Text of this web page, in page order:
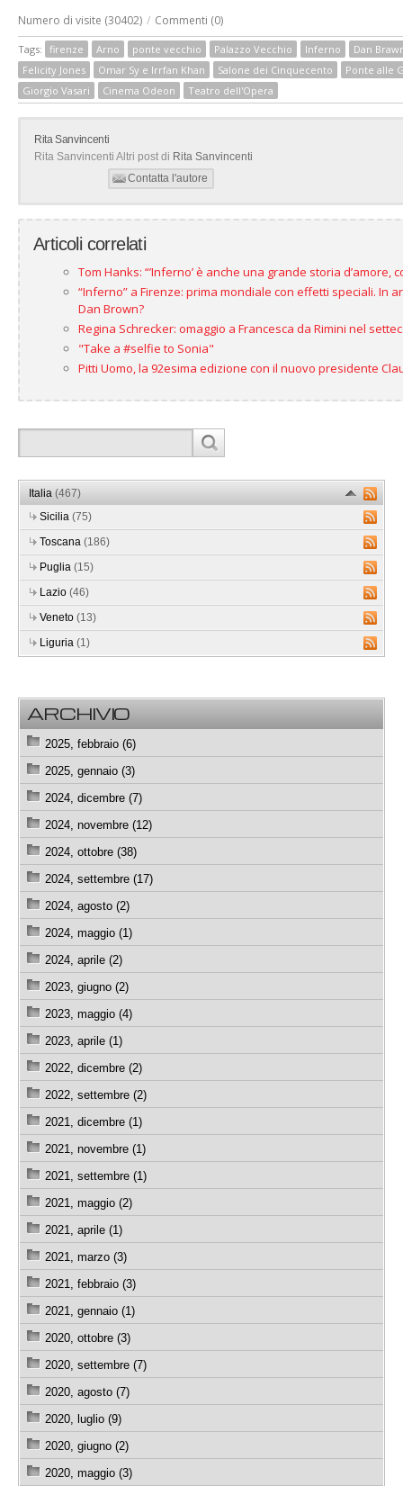
Numero di visite (30402) / Commenti (0)
Tags: firenze Arno ponte vecchio Palazzo Vecchio Inferno
Dan
Felicity Jones
Omar Sy e Irrfan Khan Salone dei Cinquecento
Ponte alle
Giorgio Vasari
Cinema Odeon Teatro dell'Opera
Rita Sanvincenti
Rita Sanvincenti Altri post di Rita Sanvincenti
Contatta l'autore
Articoli correlati
Tom Hanks: “’Inferno’ è anche una grande storia d’amore,
“Inferno” a Firenze: prima mondiale con effetti speciali. In
Dan Brown?
Regina Schrecker: omaggio a Francesca da Rimini nel
"Take a #selfie to Sonia"
Pitti Uomo, la 92esima edizione con il nuovo presidente
Italia (467)
Sicilia (75)
Toscana (186)
Puglia (15)
Lazio (46)
Veneto (13)
Liguria (1)
ARCHIVIO
2025, febbraio (6)
2025, gennaio (3)
2024, dicembre (7)
2024, novembre (12)
2024, ottobre (38)
2024, settembre (17)
2024, agosto (2)
2024, maggio (1)
2024, aprile (2)
2023, giugno (2)
2023, maggio (4)
2023, aprile (1)
2022, dicembre (2)
2022, settembre (2)
2021, dicembre (1)
2021, novembre (1)
2021, settembre (1)
2021, maggio (2)
2021, aprile (1)
2021, marzo (3)
2021, febbraio (3)
2021, gennaio (1)
2020, ottobre (3)
2020, settembre (7)
2020, agosto (7)
2020, luglio (9)
2020, giugno (2)
2020, maggio (3)